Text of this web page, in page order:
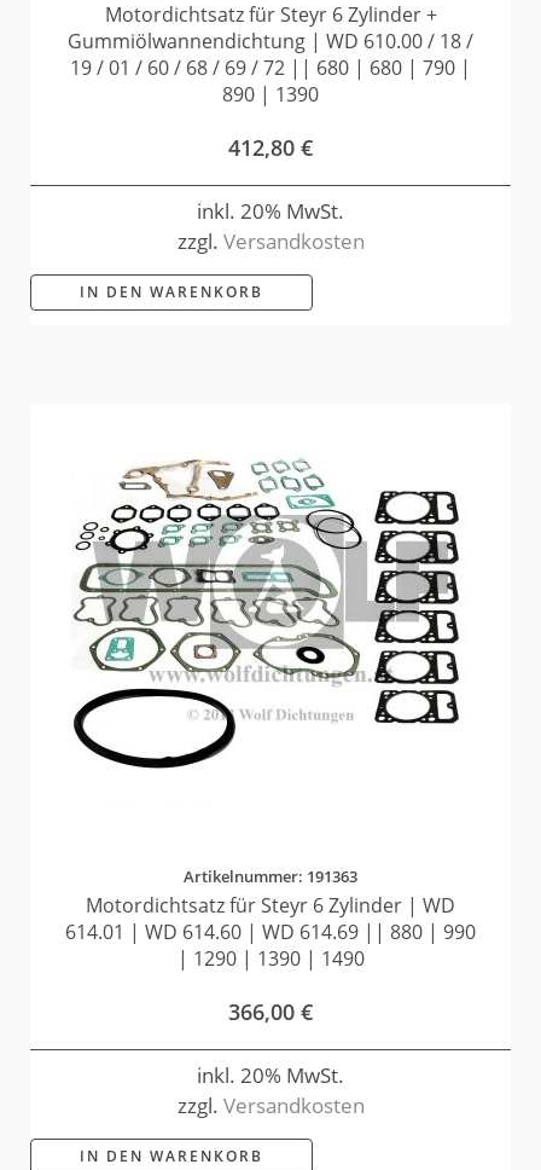
Motordichtsatz für Steyr 6 Zylinder +
Gummiölwannendichtung | WD 610.00 / 18 /
19 / 01 / 60 / 68 / 69 / 72 || 680 | 680 | 790 |
890 | 1390
412,80 €
inkl. 20% MwSt.
zzgl. Versandkosten
IN DEN WARENKORB
Artikelnummer: 191363
Motordichtsatz für Steyr 6 Zylinder | WD
614.01 | WD 614.60 | WD 614.69 || 880 | 990
| 1290 | 1390 | 1490
366,00 €
inkl. 20% MwSt.
zzgl. Versandkosten
IN DEN WARENKORB